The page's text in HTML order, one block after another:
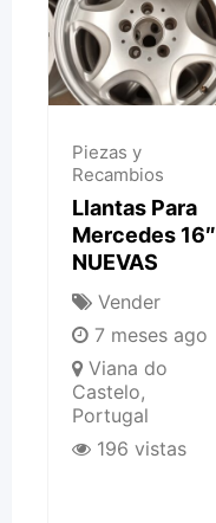
Piezas y
Recambios
Llantas Para
Mercedes 16″
NUEVAS
Vender
7 meses ago
Viana do
Castelo,
Portugal
196 vistas